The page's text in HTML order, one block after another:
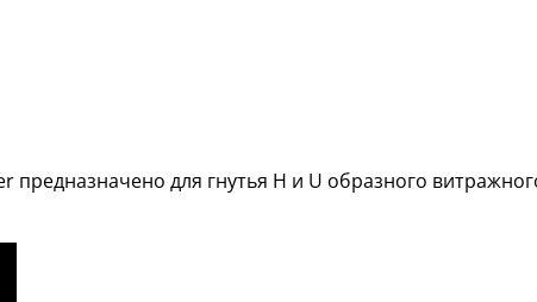
предназначено для гнутья Н и U образного